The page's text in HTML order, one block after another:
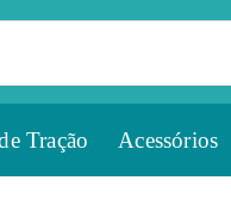
Tração Acessórios